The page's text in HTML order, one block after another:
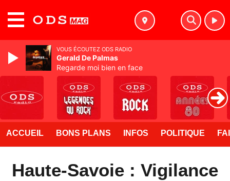
ACCUEIL BONS PLANS INFOS POLITIQUE
Haute-Savoie : Vigilance
VOUS ÉCOUTEZ ODS RADIO
Gerald De Palmas
Regarde moi bien en face